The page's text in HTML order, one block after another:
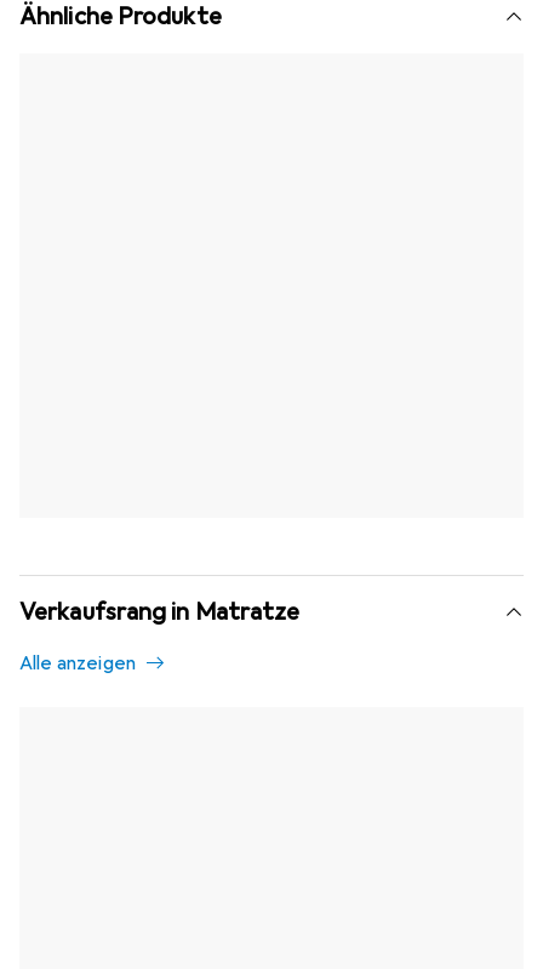
Ähnliche Produkte
Verkaufsrang in Matratze
Alle anzeigen